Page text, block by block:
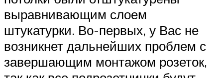
выравнивающим слоем
штукатурки. Во-первых, у Вас не
возникнет дальнейших проблем с
завершающим монтажом розеток,